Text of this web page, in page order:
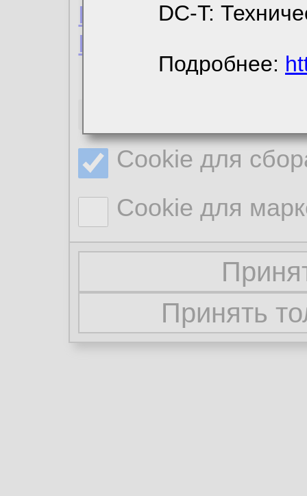
DC-T:
Подробнее:
Пользовательское
Политика
Cookie для
Cookie для